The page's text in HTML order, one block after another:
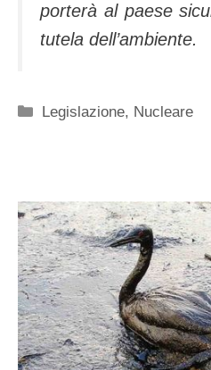
porterà al paese
tutela dell’ambiente.
Categorie
Legislazione, Nucleare